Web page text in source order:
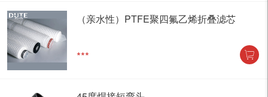
（亲水性）PTFE聚四氟乙烯折叠滤芯
***